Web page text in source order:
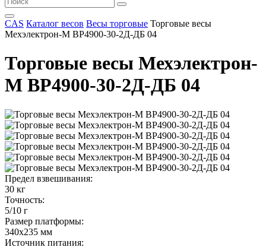
CAS Каталог весов Весы торговые Торговые весы
Мехэлектрон-М ВР4900-30-2Д-ДБ 04
Торговые весы Мехэлектрон-
М ВР4900-30-2Д-ДБ 04
Предел взвешивания:
30 кг
Точность:
5/10 г
Размер платформы:
340х235 мм
Источник питания: